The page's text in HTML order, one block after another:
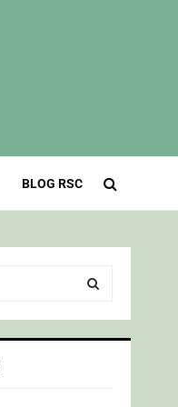
BLOG RSC
S